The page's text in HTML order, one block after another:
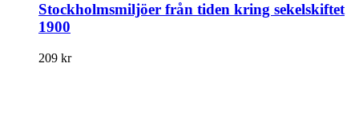
Stockholmsmiljöer från tiden kring sekelskiftet
1900
209 kr